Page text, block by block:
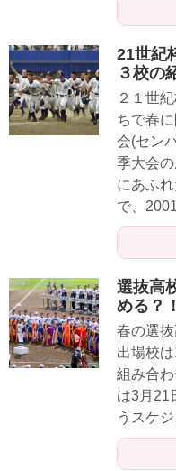
21世紀
３校の
２１世
ちで春
会(セン
季大会
にあふ
で、
選抜高
める？
春の選
出場校
組み合
は3月21
うスケ